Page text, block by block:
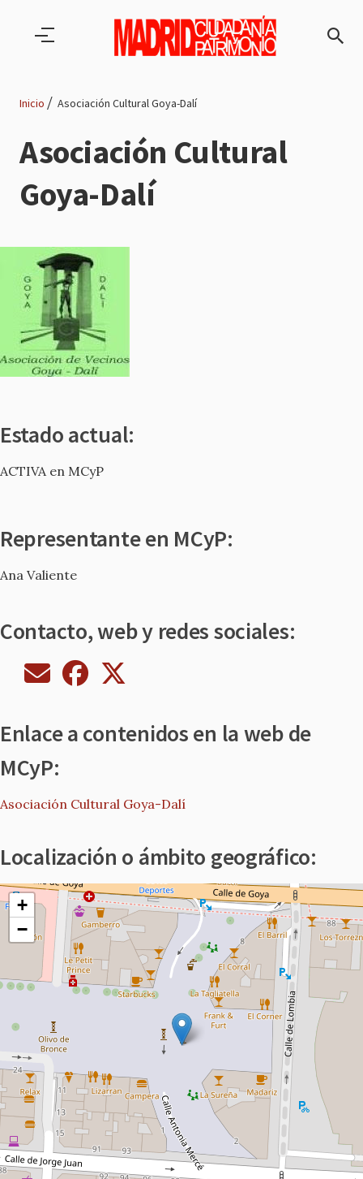
Ruta
de
navegación
Inicio Asociación Cultural Goya-Dalí
Asociación Cultural
Goya-Dalí
Estado actual:
ACTIVA en MCyP
Representante en MCyP:
Ana Valiente
Contacto, web y redes sociales:
Enlace a contenidos en la web de
MCyP:
Asociación Cultural Goya-Dalí
Localización o ámbito geográfico:
+
−